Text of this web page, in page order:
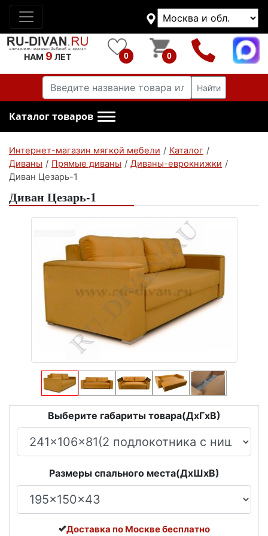
НАМ 9 ЛЕТ 0 0
Найти
Каталог товаров
Интернет-магазин мягкой мебели / Каталог /
Диваны / Прямые диваны / Диваны-еврокнижки /
Диван Цезарь-1
Диван Цезарь-1
Выберите габариты товара(ДxГxВ)
Размеры спального места(ДxШxВ)
Доставка по Москве бесплатно